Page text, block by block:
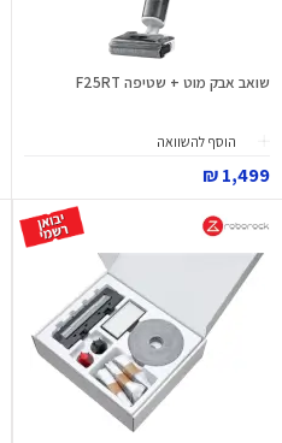
שואב אבק מוט + שטיפה F25RT
הוסף להשוואה
1,499 ₪